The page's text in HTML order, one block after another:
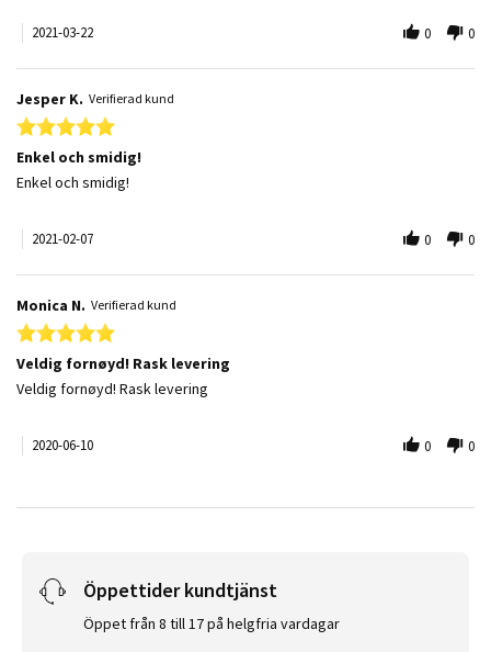
2021-03-22 0 0
Jesper K. Verifierad kund
5.0 star rating
Enkel och smidig!
Review by Jesper K. on 7 Feb 2021
review stating Enkel och smidig!
Enkel och smidig!
2021-02-07 0 0
Monica N. Verifierad kund
5.0 star rating
Veldig fornøyd! Rask levering
Review by Monica N. on 10 Jun 2020
review stating Veldig fornøyd! Rask levering
Veldig fornøyd! Rask levering
2020-06-10 0 0
Öppettider kundtjänst
Öppet från 8 till 17 på helgfria vardagar